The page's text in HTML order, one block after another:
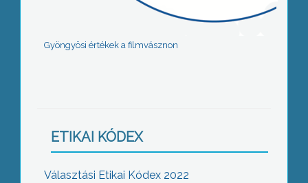
Gyöngyösi értékek a filmvásznon
ETIKAI KÓDEX
Választási Etikai Kódex 2022